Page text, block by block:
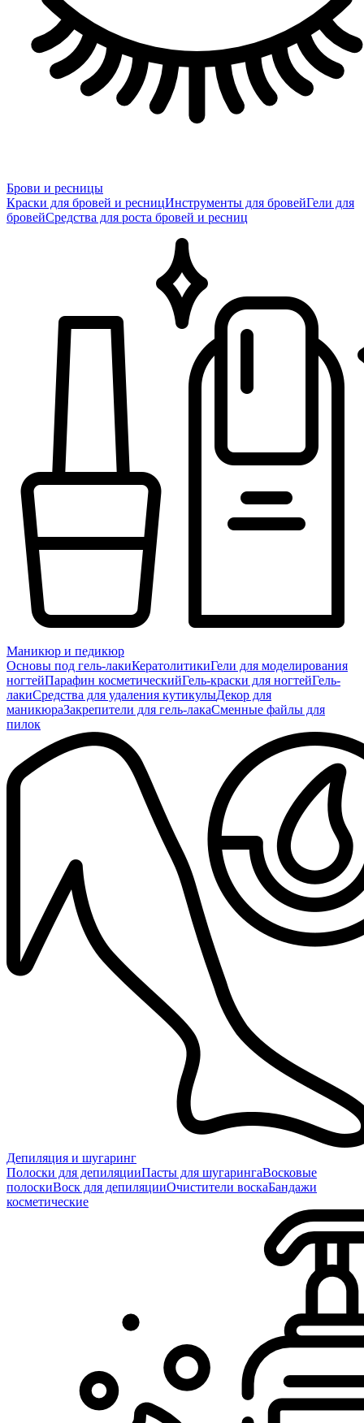
Брови и ресницы
Краски для бровей и ресницИнструменты для бровейГели для
бровейСредства для роста бровей и ресниц
Маникюр и педикюр
Основы под гель-лакиКератолитикиГели для моделирования
ногтейПарафин косметическийГель-краски для ногтейГель-
лакиСредства для удаления кутикулыДекор для
маникюраЗакрепители для гель-лакаСменные файлы для
пилок
Депиляция и шугаринг
Полоски для депиляцииПасты для шугарингаВосковые
полоскиВоск для депиляцииОчистители воскаБандажи
косметические